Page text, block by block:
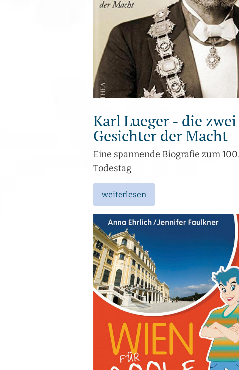
Karl Lueger - die zwei
Gesichter der Macht
Eine spannende Biografie zum 100.
Todestag
weiterlesen